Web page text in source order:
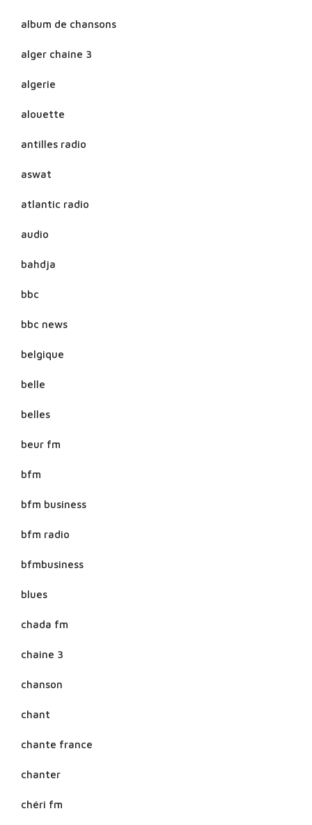
album de chansons
alger chaine 3
algerie
alouette
antilles radio
aswat
atlantic radio
audio
bahdja
bbc
bbc news
belgique
belle
belles
beur fm
bfm
bfm business
bfm radio
bfmbusiness
blues
chada fm
chaine 3
chanson
chant
chante france
chanter
chéri fm